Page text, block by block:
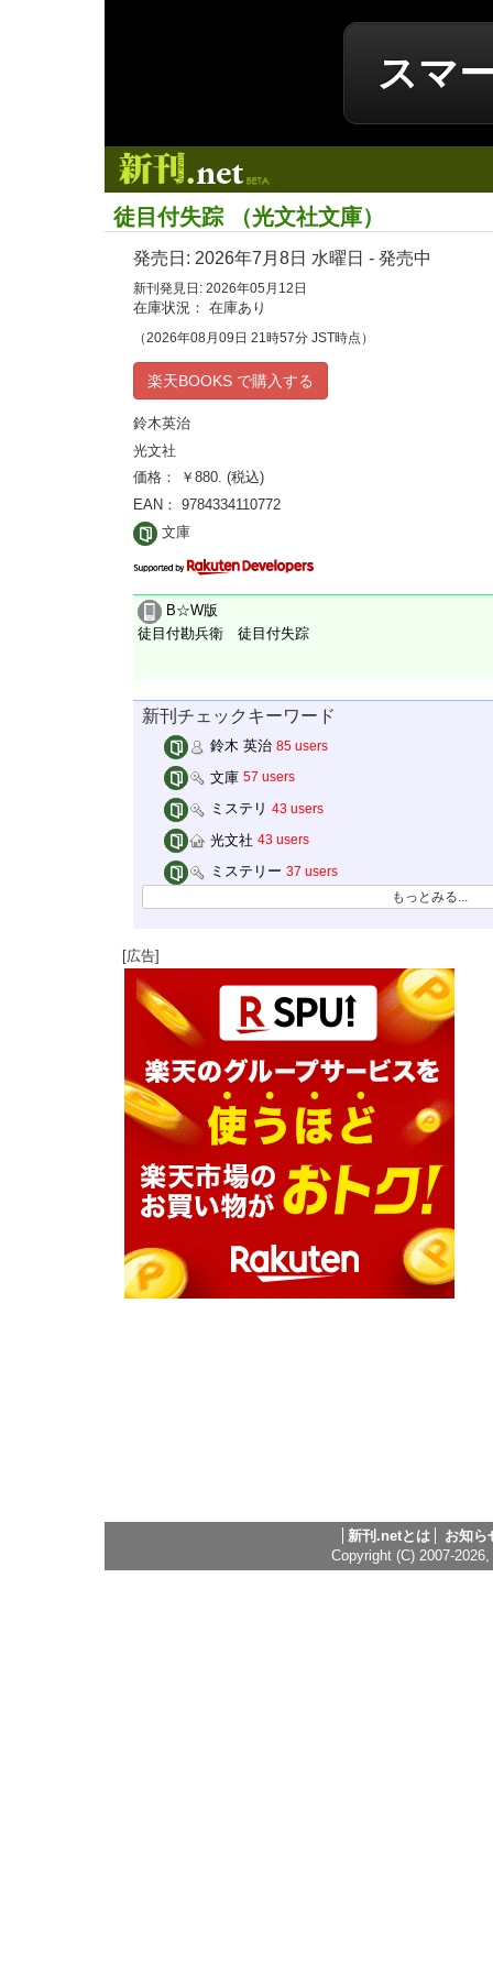
スマ
徒目付失踪 （光文社文庫）
発売日: 2026年7月8日 水曜日 - 発売中
新刊発見日: 2026年05月12日
在庫状況： 在庫あり
（2026年08月09日 21時57分 JST時点）
楽天BOOKS で購入する
鈴木英治
光文社
価格： ￥880. (税込)
EAN： 9784334110772
文庫
B☆W版
徒目付勘兵衛 徒目付失踪
新刊チェックキーワード
鈴木 英治 85 users
文庫 57 users
ミステリ 43 users
光文社 43 users
ミステリー 37 users
もっとみる...
[広告]
新刊.netとは
お知ら
Copyright (C) 2007-2026,